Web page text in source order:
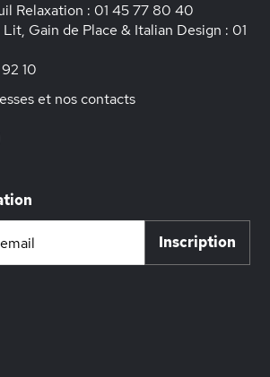
Relaxation : 01 45 77 80 40
Gain de Place & Italian Design : 01
10
et nos contacts
Inscription